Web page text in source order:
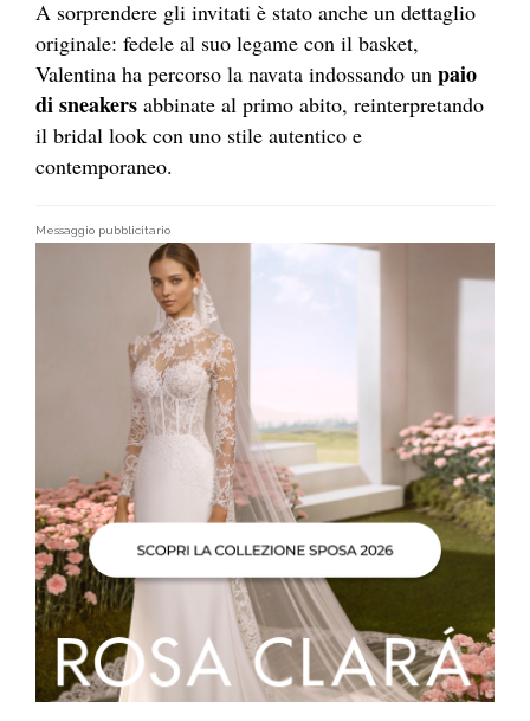
A sorprendere gli invitati è stato anche un dettaglio
originale: fedele al suo legame con il basket,
Valentina ha percorso la navata indossando un paio
di sneakers abbinate al primo abito, reinterpretando
il bridal look con uno stile autentico e
contemporaneo.
Messaggio pubblicitario